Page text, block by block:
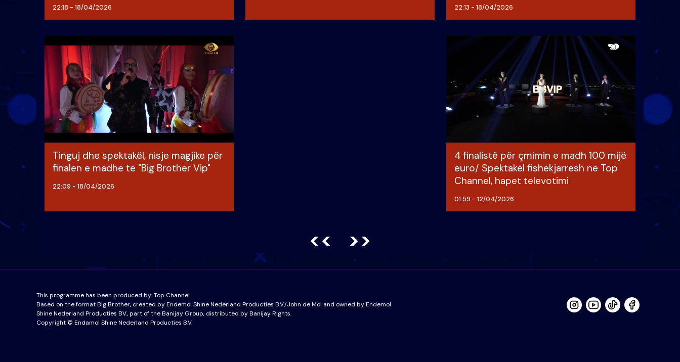
22:18 - 18/04/2026 22:13 - 18/04/2026
Tinguj dhe spektakël, nisje magjike për
finalen e madhe të "Big Brother Vip"
22:09 - 18/04/2026
4 finalistë për çmimin e madh 100 mijë
euro/ Spektakël fishekjarresh në Top
Channel, hapet televotimi
01:59 - 12/04/2026
<< >>
This programme has been produced by:Top Channel
Based on the format Big Brother, created by Endemol Shine Nederland Producties B.V./John de Mol and owned by Endemol
Shine Nederland Producties BV., part of the Banijay Group, distributed by Banijay Rights.
Copyright © Endamol Shine Nederland Producties B.V.